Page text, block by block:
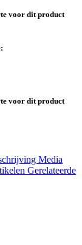
voor dit product
voor dit product
Media
Gerelateerde